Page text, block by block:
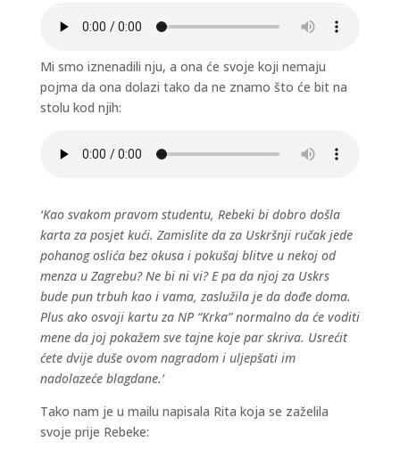
Mi smo iznenadili nju, a ona će svoje koji nemaju
pojma da ona dolazi tako da ne znamo što će bit na
stolu kod njih:
‘Kao svakom pravom studentu, Rebeki bi dobro došla
karta za posjet kući. Zamislite da za Uskršnji ručak jede
pohanog oslića bez okusa i pokušaj blitve u nekoj od
menza u Zagrebu? Ne bi ni vi? E pa da njoj za Uskrs
bude pun trbuh kao i vama, zaslužila je da dođe doma.
Plus ako osvoji kartu za NP “Krka” normalno da će voditi
mene da joj pokažem sve tajne koje par skriva. Usrećit
ćete dvije duše ovom nagradom i uljepšati im
nadolazeće blagdane.’
Tako nam je u mailu napisala Rita koja se zaželila
svoje prije Rebeke: